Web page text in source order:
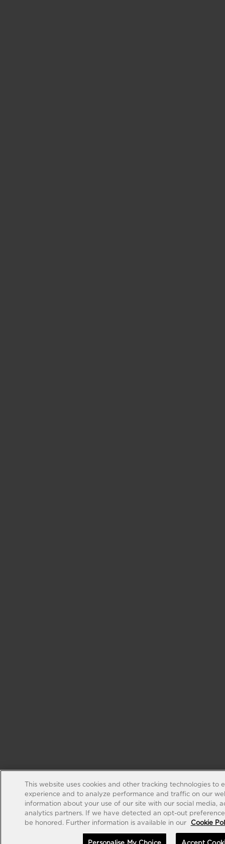
This website uses cookies and other tracking technologies to
experience and to analyze performance and traffic on our
information about your use of our site with our social media,
analytics partners. If we have detected an opt-out
be honored. Further information is available in our
Cookie